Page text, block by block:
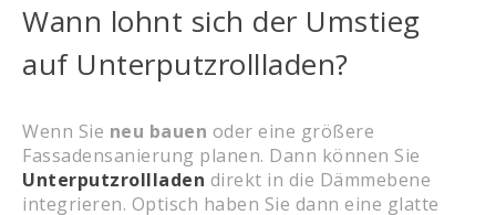
Wann lohnt sich der Umstieg
auf Unterputzrollladen?
Wenn Sie neu bauen oder eine größere
Fassadensanierung planen. Dann können Sie
Unterputzrollladen direkt in die Dämmebene
integrieren. Optisch haben Sie dann eine glatte